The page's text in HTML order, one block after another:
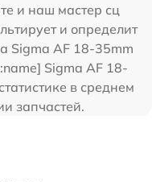
и наш мастер сц
и определит
Sigma AF 18-35mm
Sigma AF 18-
в среднем
запчастей.